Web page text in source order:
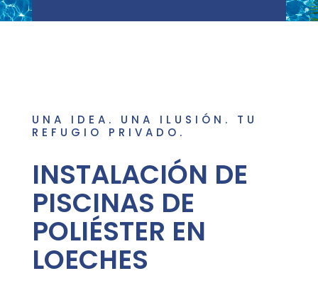
UNA IDEA. UNA ILUSIÓN. TU
REFUGIO PRIVADO.
INSTALACIÓN DE
PISCINAS DE
POLIÉSTER EN
LOECHES